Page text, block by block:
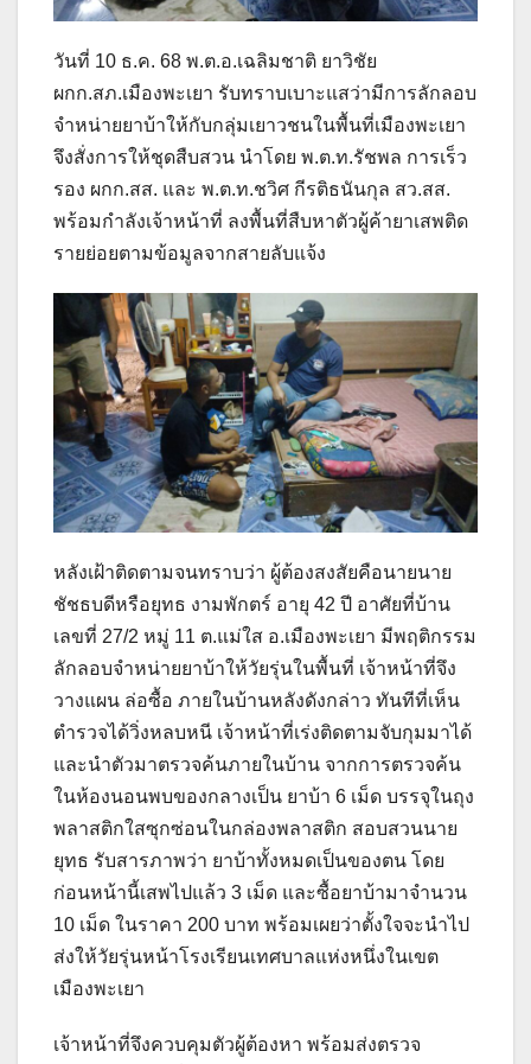
วันที่ 10 ธ.ค. 68 พ.ต.อ.เฉลิมชาติ ยาวิชัย
ผกก.สภ.เมืองพะเยา รับทราบเบาะแสว่ามีการลักลอบ
จำหน่ายยาบ้าให้กับกลุ่มเยาวชนในพื้นที่เมืองพะเยา
จึงสั่งการให้ชุดสืบสวน นำโดย พ.ต.ท.รัชพล การเร็ว
รอง ผกก.สส. และ พ.ต.ท.ชวิศ กีรติธนันกุล สว.สส.
พร้อมกำลังเจ้าหน้าที่ ลงพื้นที่สืบหาตัวผู้ค้ายาเสพติด
รายย่อยตามข้อมูลจากสายลับแจ้ง
หลังเฝ้าติดตามจนทราบว่า ผู้ต้องสงสัยคือนายนาย
ชัชธบดีหรือยุทธ งามพักตร์ อายุ 42 ปี อาศัยที่บ้าน
เลขที่ 27/2 หมู่ 11 ต.แม่ใส อ.เมืองพะเยา มีพฤติกรรม
ลักลอบจำหน่ายยาบ้าให้วัยรุ่นในพื้นที่ เจ้าหน้าที่จึง
วางแผน ล่อซื้อ ภายในบ้านหลังดังกล่าว ทันทีที่เห็น
ตำรวจได้วิ่งหลบหนี เจ้าหน้าที่เร่งติดตามจับกุมมาได้
และนำตัวมาตรวจค้นภายในบ้าน จากการตรวจค้น
ในห้องนอนพบของกลางเป็น ยาบ้า 6 เม็ด บรรจุในถุง
พลาสติกใสซุกซ่อนในกล่องพลาสติก สอบสวนนาย
ยุทธ รับสารภาพว่า ยาบ้าทั้งหมดเป็นของตน โดย
ก่อนหน้านี้เสพไปแล้ว 3 เม็ด และซื้อยาบ้ามาจำนวน
10 เม็ด ในราคา 200 บาท พร้อมเผยว่าตั้งใจจะนำไป
ส่งให้วัยรุ่นหน้าโรงเรียนเทศบาลแห่งหนึ่งในเขต
เมืองพะเยา
เจ้าหน้าที่จึงควบคุมตัวผู้ต้องหา พร้อมส่งตรวจ